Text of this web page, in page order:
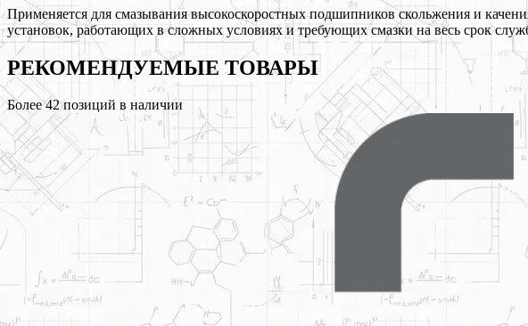
Применяется для смазывания высокоскоростных подшипников скольжения и
установок, работающих в сложных условиях и требующих смазки на весь срок
РЕКОМЕНДУЕМЫЕ ТОВАРЫ
Более42позиций в наличии